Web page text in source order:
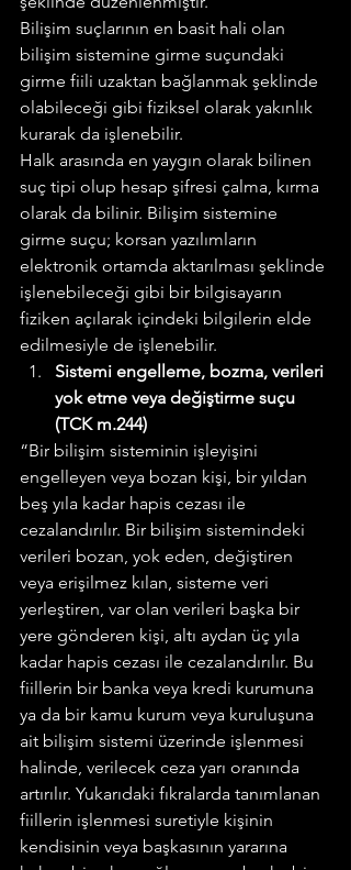
Bilişim suçlarının en basit hali olan
bilişim sistemine girme suçundaki
girme fiili uzaktan bağlanmak şeklinde
olabileceği gibi fiziksel olarak yakınlık
kurarak da işlenebilir.
Halk arasında en yaygın olarak bilinen
suç tipi olup hesap şifresi çalma, kırma
olarak da bilinir. Bilişim sistemine
girme suçu; korsan yazılımların
elektronik ortamda aktarılması şeklinde
işlenebileceği gibi bir bilgisayarın
fiziken açılarak içindeki bilgilerin elde
edilmesiyle de işlenebilir.
Sistemi engelleme, bozma, verileri
yok etme veya değiştirme suçu
(TCK m.244)
“Bir bilişim sisteminin işleyişini
engelleyen veya bozan kişi, bir yıldan
beş yıla kadar hapis cezası ile
cezalandırılır. Bir bilişim sistemindeki
verileri bozan, yok eden, değiştiren
veya erişilmez kılan, sisteme veri
yerleştiren, var olan verileri başka bir
yere gönderen kişi, altı aydan üç yıla
kadar hapis cezası ile cezalandırılır. Bu
fiillerin bir banka veya kredi kurumuna
ya da bir kamu kurum veya kuruluşuna
ait bilişim sistemi üzerinde işlenmesi
halinde, verilecek ceza yarı oranında
artırılır. Yukarıdaki fıkralarda tanımlanan
fiillerin işlenmesi suretiyle kişinin
kendisinin veya başkasının yararına